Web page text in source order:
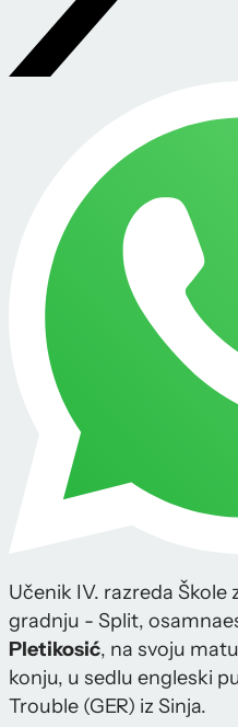
Učenik IV. razreda
gradnju - Split,
Pletikosić, na svoju
konju, u sedlu engleski
Trouble (GER) iz Sinja.